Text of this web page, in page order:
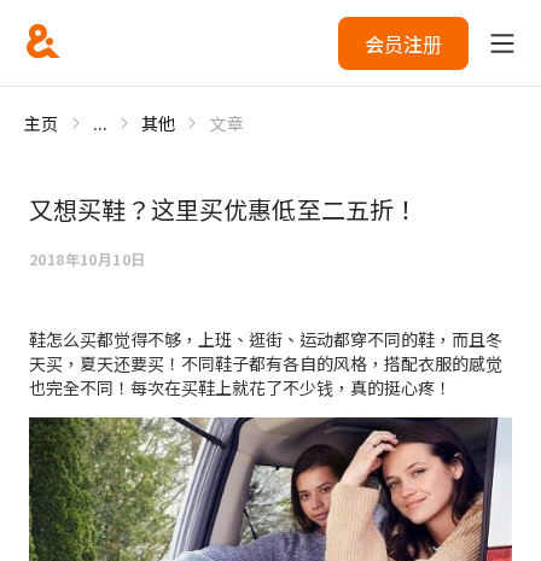
会员注册
主页 ... 其他 文章
又想买鞋？这里买优惠低至二五折！
2018年10月10日
鞋怎么买都觉得不够，上班、逛街、运动都穿不同的鞋，而且冬
天买，夏天还要买！不同鞋子都有各自的风格，搭配衣服的感觉
也完全不同！每次在买鞋上就花了不少钱，真的挺心疼！